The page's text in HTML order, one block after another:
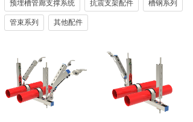
预埋槽管廊支撑系统 抗震支架配件 槽钢系列
管束系列 其他配件